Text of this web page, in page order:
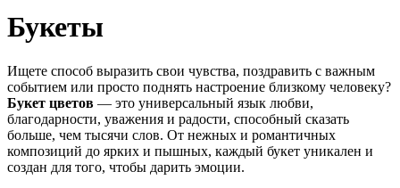
Букеты
Ищете способ выразить свои чувства, поздравить с важным
событием или просто поднять настроение близкому человеку?
Букет цветов — это универсальный язык любви,
благодарности, уважения и радости, способный сказать
больше, чем тысячи слов. От нежных и романтичных
композиций до ярких и пышных, каждый букет уникален и
создан для того, чтобы дарить эмоции.